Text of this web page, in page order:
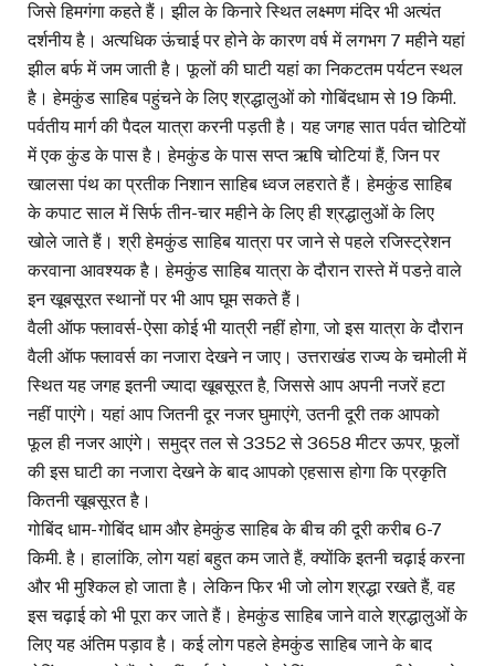
जिसे हिमगंगा कहते हैं। झील के किनारे स्थित लक्ष्मण मंदिर भी अत्यंत
दर्शनीय है। अत्यधिक ऊंचाई पर होने के कारण वर्ष में लगभग 7 महीने यहां
झील बर्फ में जम जाती है। फूलों की घाटी यहां का निकटतम पर्यटन स्थल
है। हेमकुंड साहिब पहुंचने के लिए श्रद्धालुओं को गोबिंदधाम से 19 किमी.
पर्वतीय मार्ग की पैदल यात्रा करनी पड़ती है। यह जगह सात पर्वत चोटियों
में एक कुंड के पास है। हेमकुंड के पास सप्त ऋषि चोटियां हैं, जिन पर
खालसा पंथ का प्रतीक निशान साहिब ध्वज लहराते हैं। हेमकुंड साहिब
के कपाट साल में सिर्फ तीन-चार महीने के लिए ही श्रद्धालुओं के लिए
खोले जाते हैं। श्री हेमकुंड साहिब यात्रा पर जाने से पहले रजिस्ट्रेशन
करवाना आवश्यक है। हेमकुंड साहिब यात्रा के दौरान रास्ते में पडऩे वाले
इन खूबसूरत स्थानों पर भी आप घूम सकते हैं।
वैली ऑफ फ्लावर्स- ऐसा कोई भी यात्री नहीं होगा, जो इस यात्रा के दौरान
वैली ऑफ फ्लावर्स का नजारा देखने न जाए। उत्तराखंड राज्य के चमोली में
स्थित यह जगह इतनी ज्यादा खूबसूरत है, जिससे आप अपनी नजरें हटा
नहीं पाएंगे। यहां आप जितनी दूर नजर घुमाएंगे, उतनी दूरी तक आपको
फूल ही नजर आएंगे। समुद्र तल से 3352 से 3658 मीटर ऊपर, फूलों
की इस घाटी का नजारा देखने के बाद आपको एहसास होगा कि प्रकृति
कितनी खूबसूरत है।
गोबिंद धाम- गोबिंद धाम और हेमकुंड साहिब के बीच की दूरी करीब 6-7
किमी. है। हालांकि, लोग यहां बहुत कम जाते हैं, क्योंकि इतनी चढ़ाई करना
और भी मुश्किल हो जाता है। लेकिन फिर भी जो लोग श्रद्धा रखते हैं, वह
इस चढ़ाई को भी पूरा कर जाते हैं। हेमकुंड साहिब जाने वाले श्रद्धालुओं के
लिए यह अंतिम पड़ाव है। कई लोग पहले हेमकुंड साहिब जाने के बाद